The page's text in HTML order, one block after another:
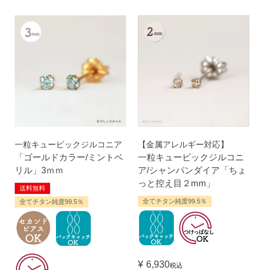
一粒キュービックジルコニア
「ゴールドカラー/ミントベ
リル」3ｍｍ
送料無料
全てチタン純度99.5％
【金属アレルギー対応】
一粒キュービックジルコニ
ア/シャンパンダイア「ちょ
っと控え目２mm」
全てチタン純度99.5％
¥ 6,930税込